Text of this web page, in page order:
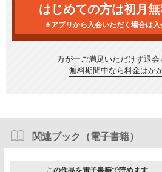
はじめての方は初月
※アプリから入会いただく場合は
万が一ご満足いただけず退会
無料期間中なら料金はか
関連ブック（電子書籍）
この作品を電子書籍で読めます